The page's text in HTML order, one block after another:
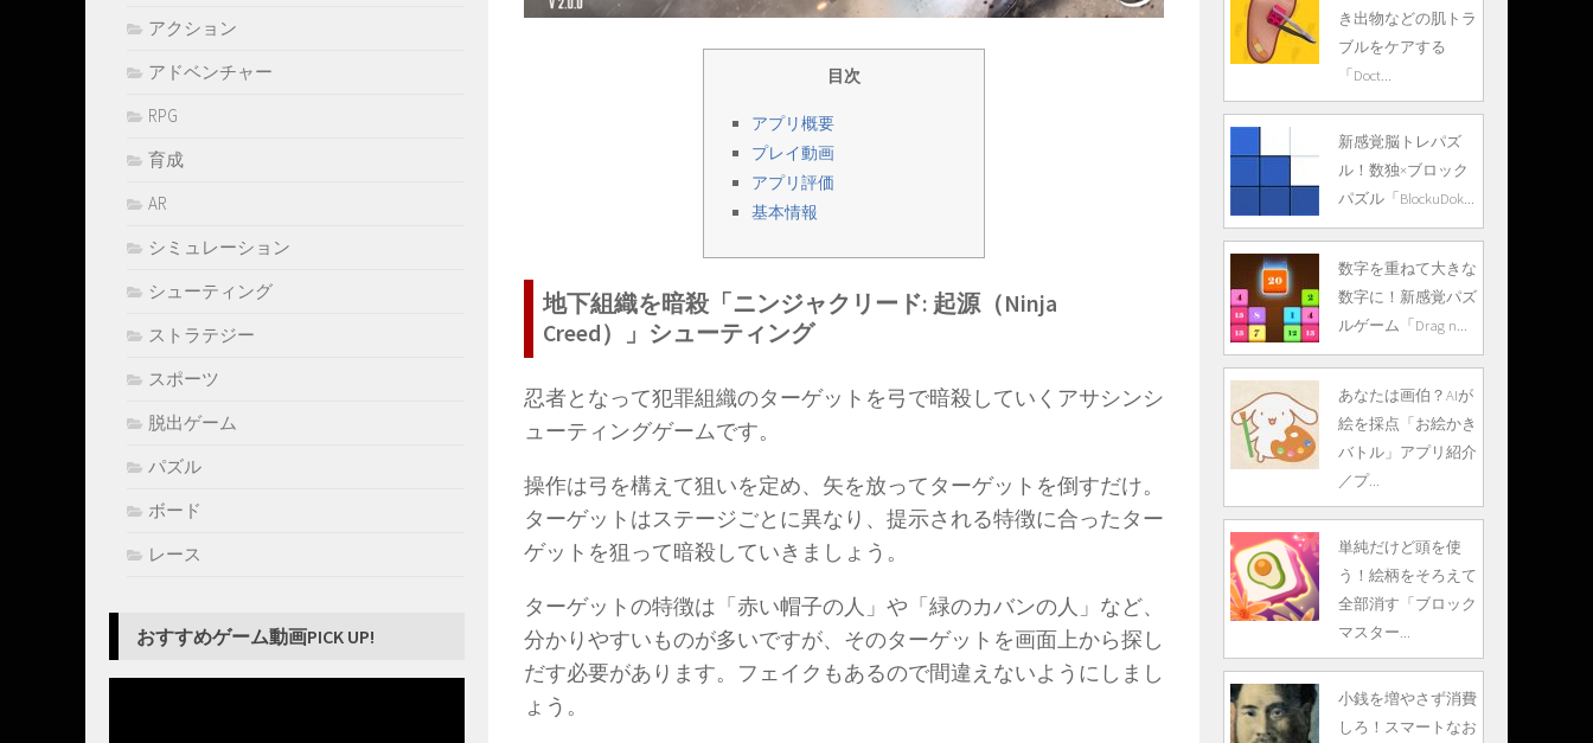
目次
アプリ概要
プレイ動画
アプリ評価
基本情報
地下組織を暗殺「ニンジャクリード: 起源（Ninja
Creed）」シューティング
忍者となって犯罪組織のターゲットを弓で暗殺していくアサシンシ
ューティングゲームです。
操作は弓を構えて狙いを定め、矢を放ってターゲットを倒すだけ。
ターゲットはステージごとに異なり、提示される特徴に合ったター
ゲットを狙って暗殺していきましょう。
ターゲットの特徴は「赤い帽子の人」や「緑のカバンの人」など、
分かりやすいものが多いですが、そのターゲットを画面上から探し
だす必要があります。フェイクもあるので間違えないようにしまし
ょう。
アクション
アドベンチャー
RPG
育成
AR
シミュレーション
シューティング
ストラテジー
スポーツ
脱出ゲーム
パズル
ボード
レース
おすすめゲーム動画PICK UP!
き出物などの肌トラ
ブルをケアする
「Doct...
新感覚脳トレパズ
ル！数独×ブロック
パズル「BlockuDok...
数字を重ねて大きな
数字に！新感覚パズ
ルゲーム「Drag n...
あなたは画伯？AIが
絵を採点「お絵かき
バトル」アプリ紹介
／プ...
単純だけど頭を使
う！絵柄をそろえて
全部消す「ブロック
マスター...
小銭を増やさず消費
しろ！スマートなお